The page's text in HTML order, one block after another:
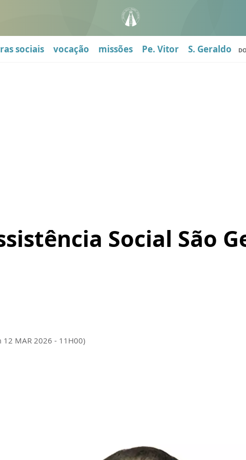
sociais vocação missões Pe. Vitor S. Geraldo
Social São
12 MAR 2026 - 11H00)